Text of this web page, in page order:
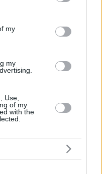
its third-party tags to
in below Google
my
my
Use,
of my
with the